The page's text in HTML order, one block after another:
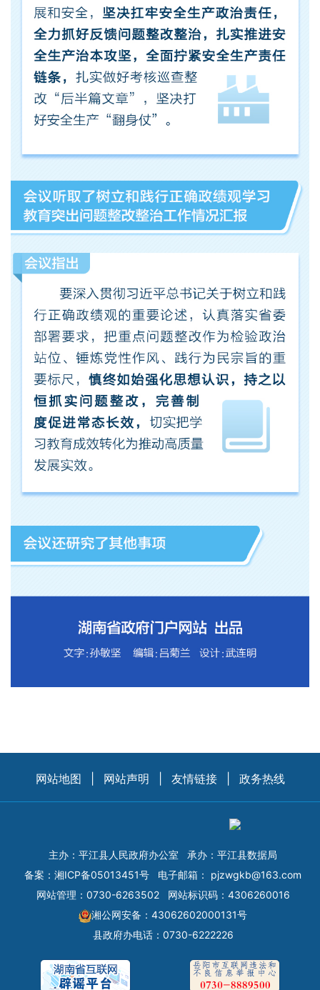
网站地图 网站声明 友情链接 政务热线
主办：平江县人民政府办公室
承办：平江县数据局
备案： 湘ICP备05013451号 电子邮箱： pjzwgkb@163.com
网站管理：0730-6263502
网站标识码：4306260016
湘公网安备：43062602000131号
县政府办电话：0730-6222226